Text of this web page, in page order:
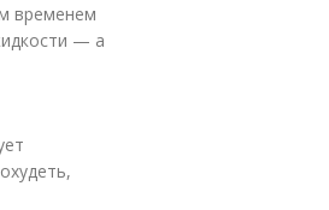
временем
— а